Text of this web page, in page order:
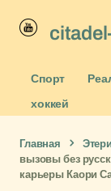
Спорт
хоккей
Главная
вызовы без
карьеры Каори